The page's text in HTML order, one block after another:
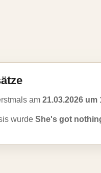
am 21.03.2026 um
wurde She's got